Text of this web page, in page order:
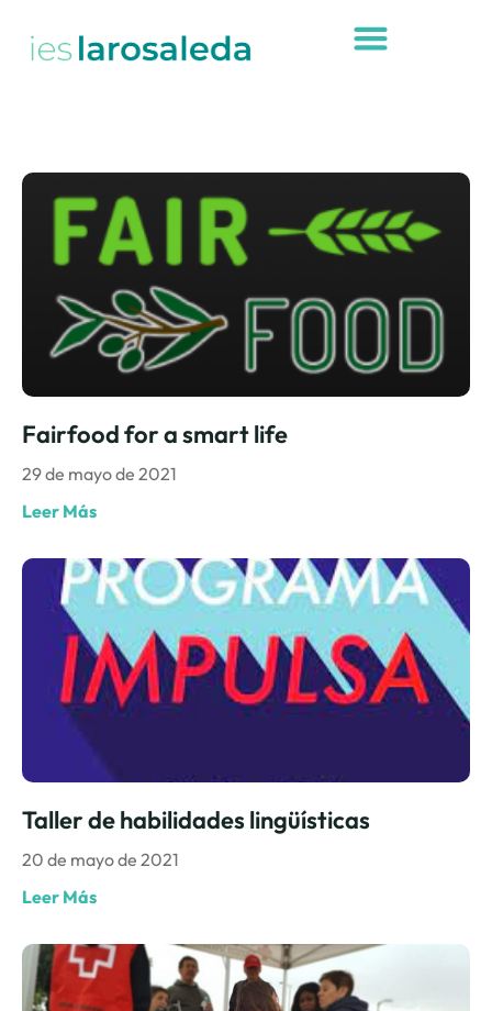
Fairfood for a smart life
29 de mayo de 2021
Leer Más
Taller de habilidades lingüísticas
20 de mayo de 2021
Leer Más